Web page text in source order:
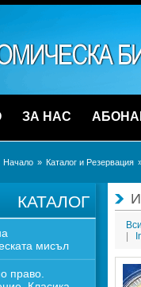
ЗА НАС
Начало » Каталог и Резервация
КАТАЛОГ
мисъл
право.